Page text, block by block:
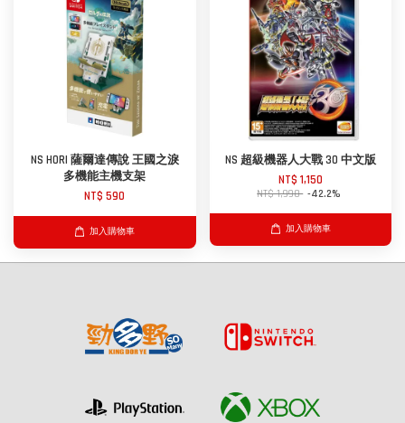
NS HORI 薩爾達傳說 王國之淚
多機能主機支架
NT$ 590
加入購物車
NS 超級機器人大戰 30 中文版
NT$ 1,150
NT$ 1,990 -42.2%
加入購物車